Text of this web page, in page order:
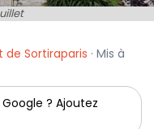
de Sortiraparis · Mis à
? Ajoutez